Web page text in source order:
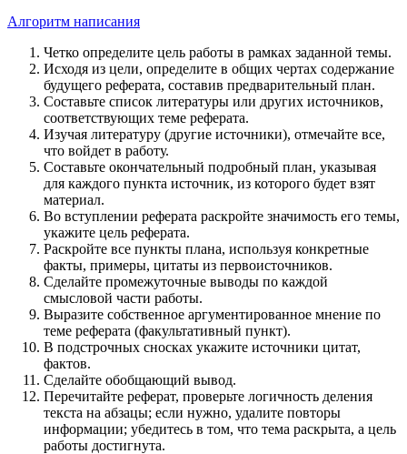
Алгоритм написания
Четко определите цель работы в рамках заданной темы.
Исходя из цели, определите в общих чертах содержание
будущего реферата, составив предварительный план.
Составьте список литературы или других источников,
соответствующих теме реферата.
Изучая литературу (другие источники), отмечайте все,
что войдет в работу.
Составьте окончательный подробный план, указывая
для каждого пункта источник, из которого будет взят
материал.
Во вступлении реферата раскройте значимость его темы,
укажите цель реферата.
Раскройте все пункты плана, используя конкретные
факты, примеры, цитаты из первоисточников.
Сделайте промежуточные выводы по каждой
смысловой части работы.
Выразите собственное аргументированное мнение по
теме реферата (факультативный пункт).
В подстрочных сносках укажите источники цитат,
фактов.
Сделайте обобщающий вывод.
Перечитайте реферат, проверьте логичность деления
текста на абзацы; если нужно, удалите повторы
информации; убедитесь в том, что тема раскрыта, а цель
работы достигнута.